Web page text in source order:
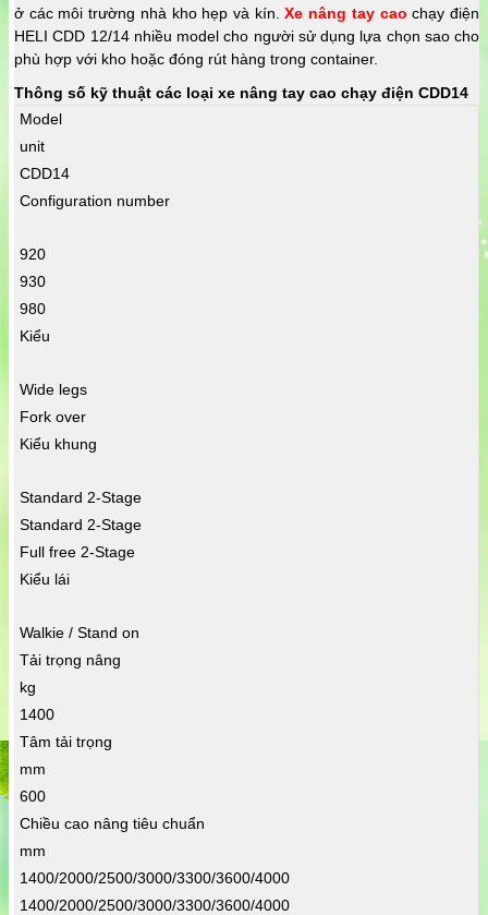
ở các môi trường nhà kho hẹp và kín.Xe nâng tay cao chạy điện
HELI CDD 12/14 nhiều model cho người sử dụng lựa chọn sao cho
phù hợp với kho hoặc đóng rút hàng trong container.
Thông số kỹ thuật các loại xe nâng tay cao chạy điện CDD14
Model
unit
CDD14
Configuration number
920
930
980
Kiểu
Wide legs
Fork over
Kiểu khung
Standard 2-Stage
Standard 2-Stage
Full free 2-Stage
Kiểu lái
Walkie / Stand on
Tải trọng nâng
kg
1400
Tâm tải trọng
mm
600
Chiều cao nâng tiêu chuẩn
mm
1400/2000/2500/3000/3300/3600/4000
1400/2000/2500/3000/3300/3600/4000